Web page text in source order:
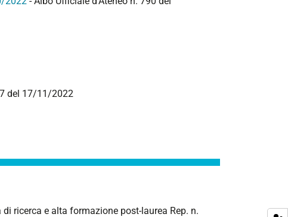
del 17/11/2022
ricerca e alta formazione post-laurea Rep. n.